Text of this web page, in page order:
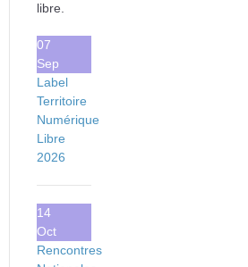
libre.
07
Sep
Label
Territoire
Numérique
Libre
2026
14
Oct
Rencontres